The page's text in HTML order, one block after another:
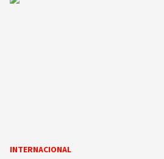
INTERNACIONAL